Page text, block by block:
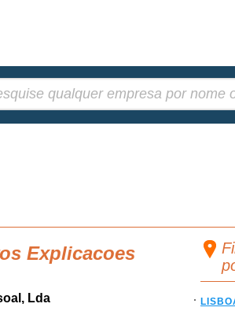
Explicacoes
Lda